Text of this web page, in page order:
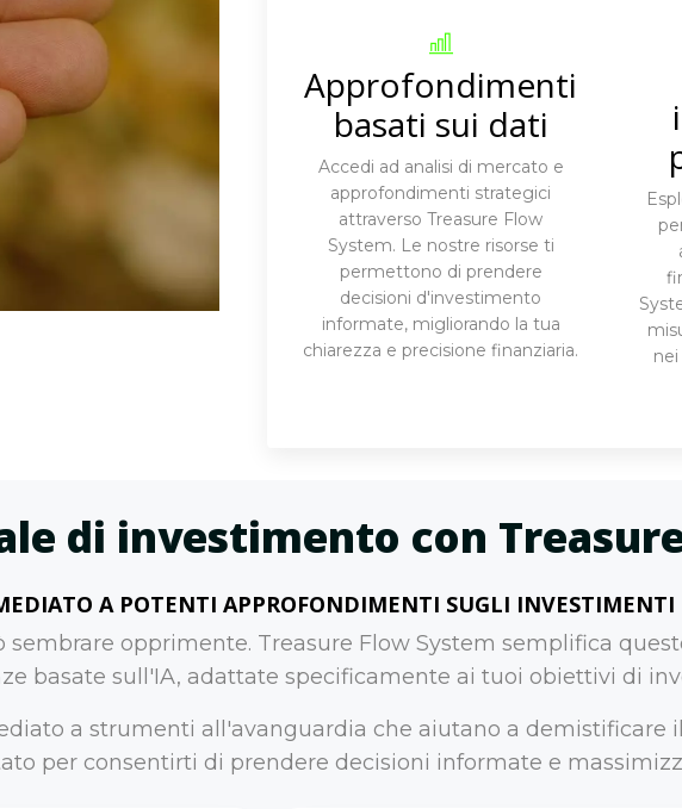
Approfondimenti
basati sui dati
Accedi ad analisi di mercato e
approfondimenti strategici
attraverso Treasure Flow
System. Le nostre risorse ti
permettono di prendere
decisioni d'investimento
informate, migliorando la tua
chiarezza e precisione finanziaria.
di investimento con
A POTENTI APPROFONDIMENTI SUGLI INVESTIMENTI
opprimente. Treasure Flow System semplifica
basate sull'IA, adattate specificamente ai tuoi obiettivi di
a strumenti all'avanguardia che aiutano a demistificare
per consentirti di prendere decisioni informate e